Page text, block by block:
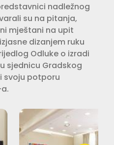
nadležnog
su na pitanja,
mještani na upit
dizanjem ruku
Odluke o izradi
sjednicu Gradskog
svoju potporu